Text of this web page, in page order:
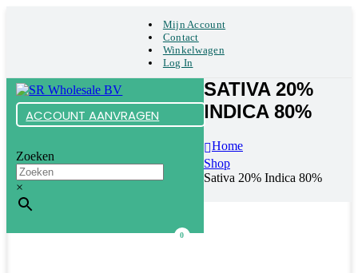
Mijn Account
Contact
Winkelwagen
Log In
ACCOUNT AANVRAGEN
Zoeken
×
0
SATIVA 20%
INDICA 80%
Home
Shop
Sativa 20% Indica 80%